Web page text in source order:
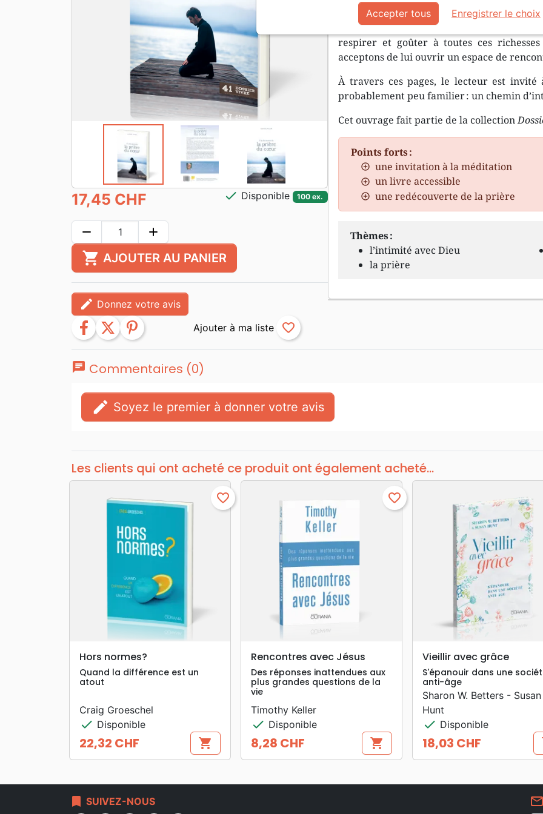
Le Psalmiste parle d’une joie pleine
avec Dieu et en Dieu. Ces pages
respirer et goûter à toutes ces
acceptons de lui ouvrir un espace de
À travers ces pages, le lecteur est invité
probablement peu familier : un chemin
Cet ouvrage fait partie de la collection
Points forts :
une invitation à la méditation
un livre accessible
une redécouverte de la prière
Thèmes :
l’intimité avec Dieu
la prière
17,45 CHF check Disponible 100 ex.
remove add
shopping_cart AJOUTER AU PANIER
edit Donnez votre avis
facebook twitter pinterest favorite_border
chat Commentaires (0)
edit Soyez le premier à donner votre avis
Les clients qui ont acheté ce produit ont également acheté...
search APERÇU RAPIDE
favorite_border
Hors normes?
Quand la différence est un
atout
Craig Groeschel
check Disponible
Prix
22,32 CHF shopping_cart
searchAPERÇU RAPIDE
favorite_border
Rencontres avec Jésus
Des réponses inattendues aux
plus grandes questions de la
vie
Timothy Keller
check Disponible
Prix
8,28 CHF shopping_cart
search APERÇU RAPIDE
Vieillir avec grâce
S'épanouir dans une
anti-âge
Sharon W. Betters - Susan
Hunt
check Disponible
Prix
18,03 CHF
bookmark SUIVEZ-NOUS mail_outline
Accepter tous Enregistrer le choix